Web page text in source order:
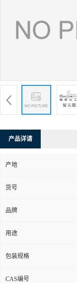
产品详请
产地
货号
品牌
用途
包装规格
CAS编号